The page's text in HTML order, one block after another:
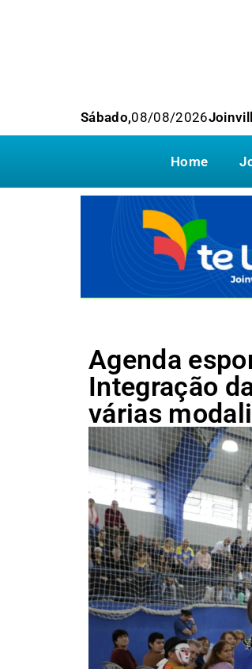
Sábado,08/08/2026
Home
Agenda
Integração
várias